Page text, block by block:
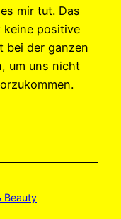
mir tut. Das
keine positive
bei der ganzen
um uns nicht
Beauty